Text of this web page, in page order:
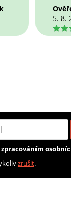
5. 8.
5
zpracováním
zrušit.